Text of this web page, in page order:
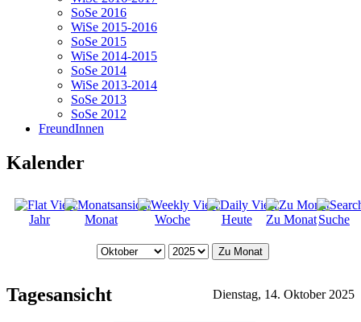
SoSe 2016
WiSe 2015-2016
SoSe 2015
WiSe 2014-2015
SoSe 2014
WiSe 2013-2014
SoSe 2013
SoSe 2012
FreundInnen
Kalender
Jahr Monat Woche Heute Zu MonatSuche
Zu Monat
Tagesansicht Dienstag, 14. Oktober 2025